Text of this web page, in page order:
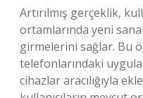
Artırılmış gerçeklik,
ortamlarında yeni
girmelerini sağlar. Bu
telefonlarındaki
cihazlar aracılığıyla